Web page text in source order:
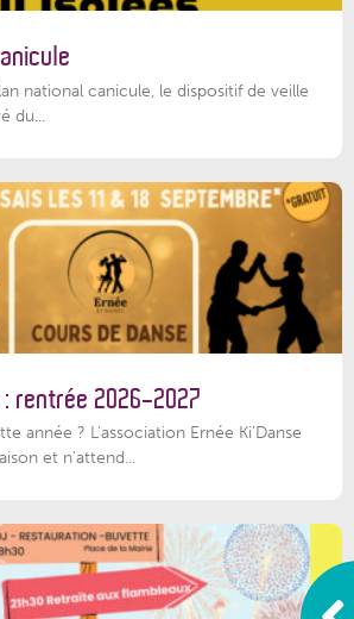
national canicule, le dispositif de veille
du...
: rentrée 2026-2027
année ? L'association Ernée Ki'Danse
et n'attend...